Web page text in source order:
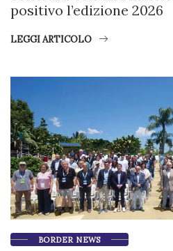
positivo l’edizione 2026
LEGGI ARTICOLO
BORDER NEWS